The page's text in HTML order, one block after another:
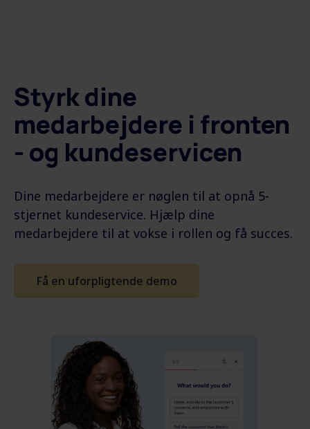
Styrk dine
medarbejdere i fronten
- og kundeservicen
Dine medarbejdere er nøglen til at opnå 5-
stjernet kundeservice. Hjælp dine
medarbejdere til at vokse i rollen og få succes.
Få en uforpligtende demo